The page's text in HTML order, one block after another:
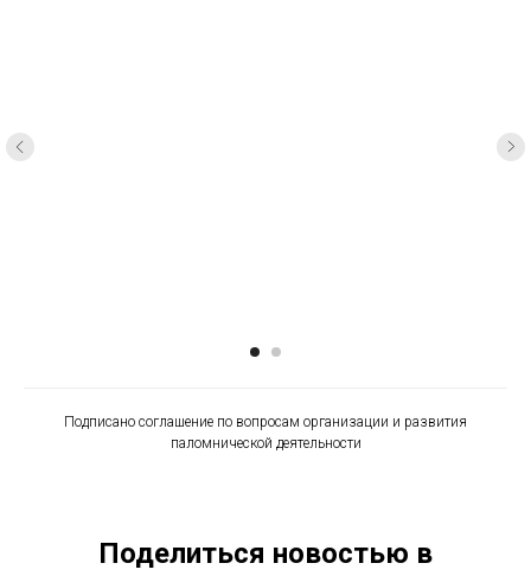
Подписано соглашение по вопросам организации и развития
паломнической деятельности
Поделиться новостью в